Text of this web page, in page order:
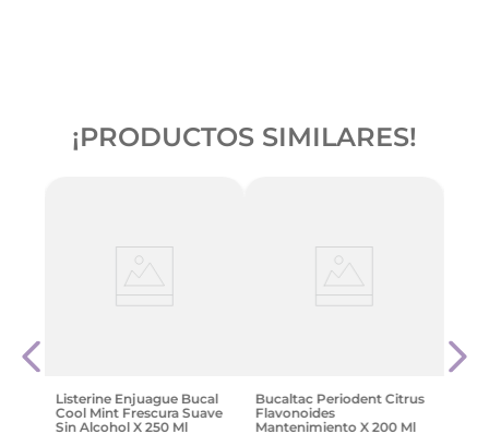
¡PRODUCTOS SIMILARES!
Listerine Enjuague Bucal
Cool Mint Frescura Suave
Sin Alcohol X 250 Ml
Bucaltac Periodent Citrus
Flavonoides
Mantenimiento X 200 Ml